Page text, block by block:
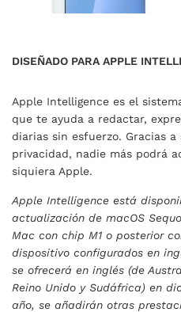
DISEÑADO PARA APPLE
Apple Intelligence es el
que te ayuda a redactar,
diarias sin esfuerzo. Gracias
privacidad, nadie más podrá
siquiera Apple.
Apple Intelligence está
actualización de macOS
Mac con chip M1 o posterior
dispositivo configurados en
se ofrecerá en inglés (de
Reino Unido y Sudáfrica) en
año, se añadirán otras